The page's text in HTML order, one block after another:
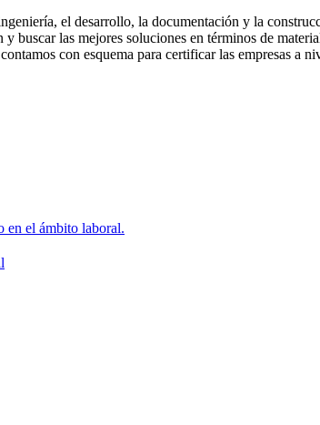
el desarrollo, la documentación y la
las mejores soluciones en términos de
con esquema para certificar las empresas a
en el ámbito laboral.